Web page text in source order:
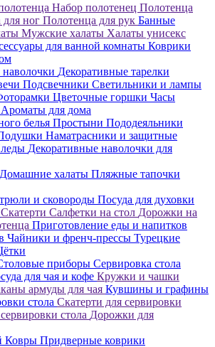
Набор полотенец Полотенца
ног Полотенца для рук Банные
Мужские халаты Халаты унисекс
для ванной комнаты Коврики
Декоративные тарелки
Подсвечники Светильники и лампы
Цветочные горшки Часы
Ароматы для дома
белья Простыни Пододеяльники
Наматрасники и защитные
Декоративные наволочки для
Домашние халаты Пляжные тапочки
и сковороды Посуда для духовки
Скатерти Салфетки на стол Дорожки на
Приготовление еды и напитков
Чайники и френч-прессы Турецкие
приборы Сервировка стола
для чая и кофе Кружки и чашки
армуды для чая Кувшины и графины
стола Скатерти для сервировки
стола Дорожки для
Ковры Придверные коврики